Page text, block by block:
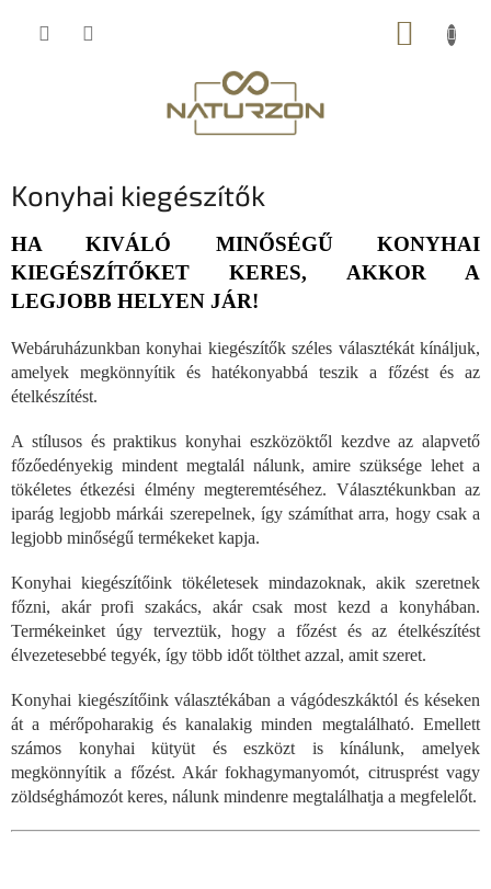
KOSÁR
Konyhai kiegészítők
HA KIVÁLÓ MINŐSÉGŰ KONYHAI
KIEGÉSZÍTŐKET KERES, AKKOR A
LEGJOBB HELYEN JÁR!
Webáruházunkban konyhai kiegészítők széles választékát kínáljuk,
amelyek megkönnyítik és hatékonyabbá teszik a főzést és az
ételkészítést.
A stílusos és praktikus konyhai eszközöktől kezdve az alapvető
főzőedényekig mindent megtalál nálunk, amire szüksége lehet a
tökéletes étkezési élmény megteremtéséhez. Választékunkban az
iparág legjobb márkái szerepelnek, így számíthat arra, hogy csak a
legjobb minőségű termékeket kapja.
Konyhai kiegészítőink tökéletesek mindazoknak, akik szeretnek
főzni, akár profi szakács, akár csak most kezd a konyhában.
Termékeinket úgy terveztük, hogy a főzést és az ételkészítést
élvezetesebbé tegyék, így több időt tölthet azzal, amit szeret.
Konyhai kiegészítőink választékában a vágódeszkáktól és késeken
át a mérőpoharakig és kanalakig minden megtalálható. Emellett
számos konyhai kütyüt és eszközt is kínálunk, amelyek
megkönnyítik a főzést. Akár fokhagymanyomót, citrusprést vagy
zöldséghámozót keres, nálunk mindenre megtalálhatja a megfelelőt.